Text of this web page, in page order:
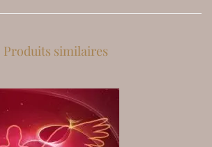
Produits similaires